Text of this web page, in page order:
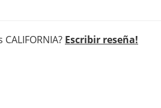
Escribir reseña!